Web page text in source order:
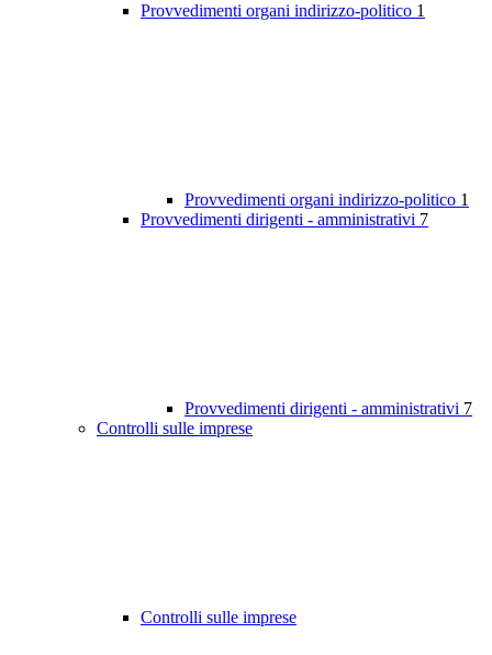
Provvedimenti organi indirizzo-politico 1
Provvedimenti organi indirizzo-politico 1
Provvedimenti dirigenti - amministrativi 7
Provvedimenti dirigenti - amministrativi 7
Controlli sulle imprese
Controlli sulle imprese